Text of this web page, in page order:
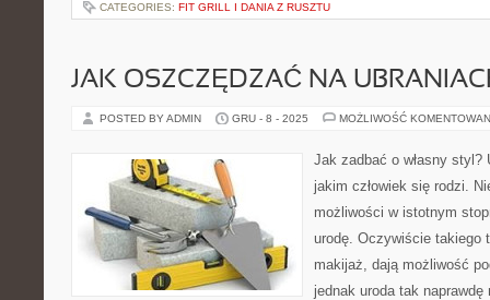
CATEGORIES: FIT GRILL I DANIA Z RUSZTU
JAK OSZCZĘDZAĆ NA
POSTED BY ADMIN GRU - 8 - 2025 MOŻLIWOŚĆ
Jak zadbać o własny styl?
jakim człowiek się rodzi.
możliwości w istotnym
urodę. Oczywiście takiego
makijaż, dają możliwość
jednak uroda tak